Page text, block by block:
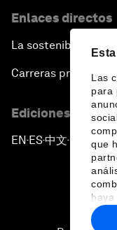
Las
para
que
Enlaces directos
La sostenibilidad en
Carreras
Ediciones en
EN ▪ES▪中文▪ 日本語